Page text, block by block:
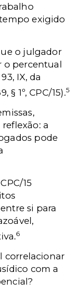
exigido
o julgador
o percentual
IX, da
§ 1º, CPC/15).5
a
pode
15
si para
6
correlacionar
com a